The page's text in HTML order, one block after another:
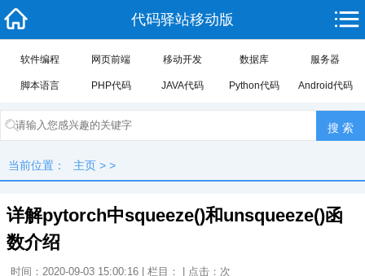
代码驿站移动版
软件编程 网页前端 移动开发 数据库 服务器
脚本语言 PHP代码 JAVA代码 Python代码 Android代码
当前位置： 主页 > >
详解pytorch中squeeze()和unsqueeze()函
数介绍
时间：2020-09-03 15:00:16 | 栏目： | 点击： 次